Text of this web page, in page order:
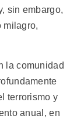
sin embargo,
milagro,
la comunidad
terrorismo y
anual, en